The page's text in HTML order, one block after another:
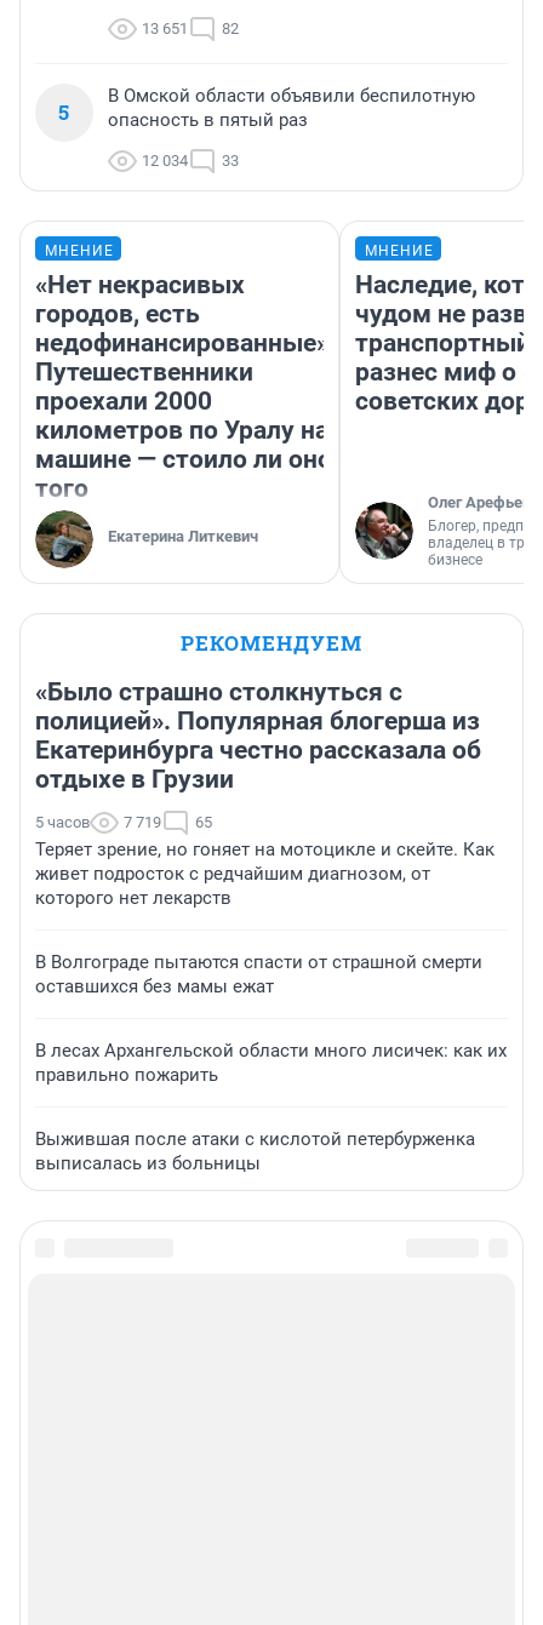
13 651 82
5
В Омской области объявили беспилотную
опасность в пятый раз
12 034 33
МНЕНИЕ
«Нет некрасивых
городов, есть
недофинансированные».
Путешественники
проехали 2000
километров по Уралу на
машине — стоило ли оно
того
Екатерина Литкевич
МНЕНИЕ
Наследие,
чудом не
транспортный
разнес миф о
советских
Олег Арефьев
Блогер,
владелец в
бизнесе
РЕКОМЕНДУЕМ
«Было страшно столкнуться с
полицией». Популярная блогерша из
Екатеринбурга честно рассказала об
отдыхе в Грузии
5 часов 7 719 65
Теряет зрение, но гоняет на мотоцикле и скейте. Как
живет подросток с редчайшим диагнозом, от
которого нет лекарств
В Волгограде пытаются спасти от страшной смерти
оставшихся без мамы ежат
В лесах Архангельской области много лисичек: как их
правильно пожарить
Выжившая после атаки с кислотой петербурженка
выписалась из больницы